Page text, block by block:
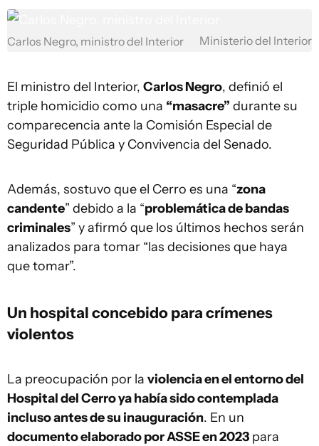
Carlos Negro, ministro del Interior Ministerio del Interior
El ministro del Interior, Carlos Negro, definió el
triple homicidio como una “masacre” durante su
comparecencia ante la Comisión Especial de
Seguridad Pública y Convivencia del Senado.
Además, sostuvo que el Cerro es una “zona
candente” debido a la “problemática de bandas
criminales” y afirmó que los últimos hechos serán
analizados para tomar “las decisiones que haya
que tomar”.
Un hospital concebido para crímenes
violentos
La preocupación por la violencia en el entorno del
Hospital del Cerro ya había sido contemplada
incluso antes de su inauguración. En un
documento elaborado por ASSE en 2023 para